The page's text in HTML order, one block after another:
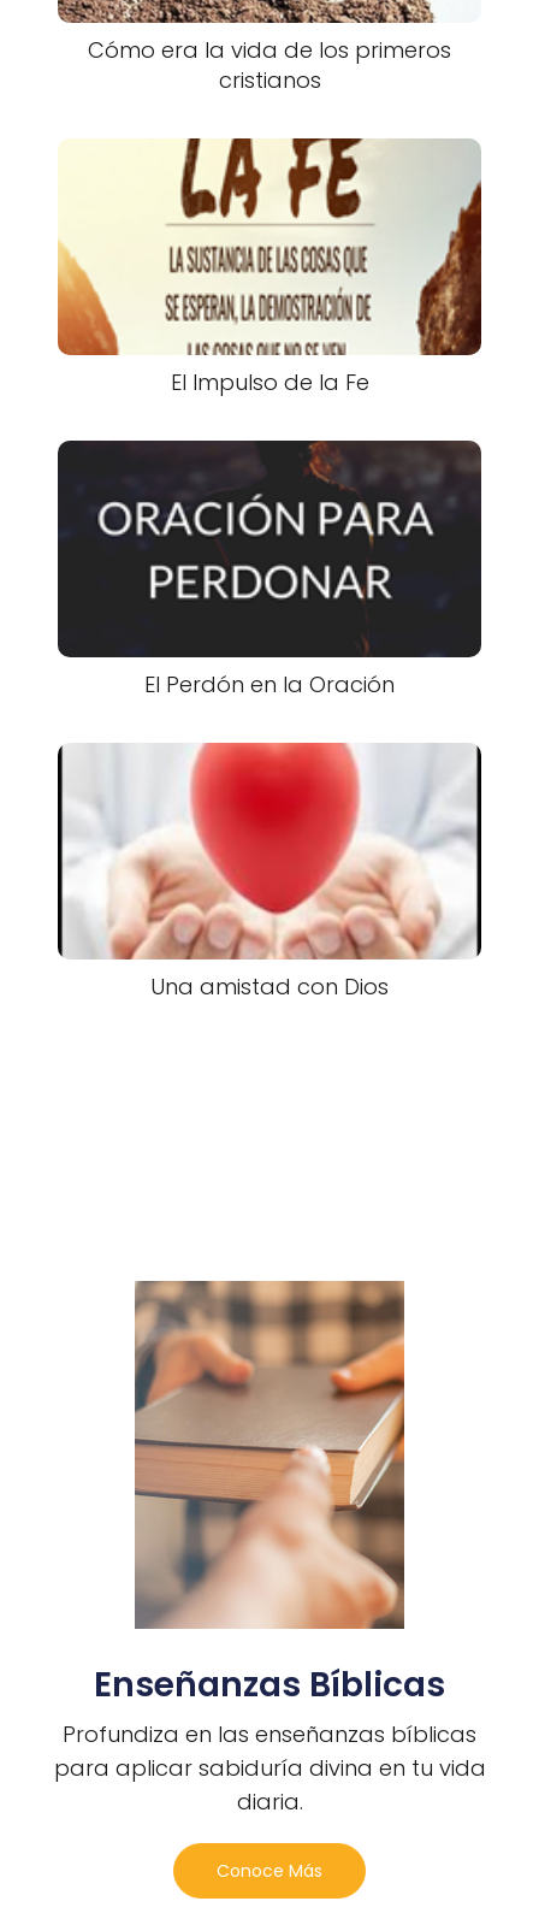
Cómo era la vida de los primeros
cristianos
El Impulso de la Fe
El Perdón en la Oración
Una amistad con Dios
Enseñanzas Bíblicas
Profundiza en las enseñanzas bíblicas
para aplicar sabiduría divina en tu vida
diaria.
Conoce Más